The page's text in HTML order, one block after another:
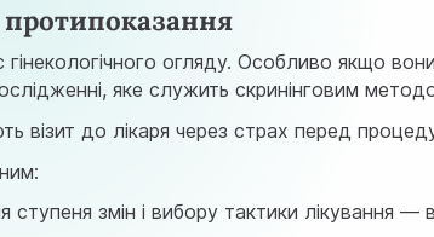
гінекологічного огляду. Особливо
яке служить скринінговим
візит до лікаря через страх перед
ступеня змін і вибору тактики лікування